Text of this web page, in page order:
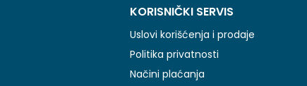
KORISNIČKI SERVIS
Uslovi korišćenja i prodaje
Politika privatnosti
Načini plaćanja